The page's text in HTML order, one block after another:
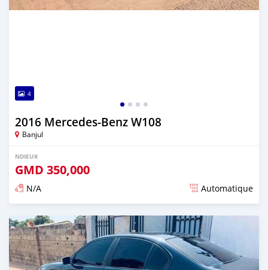
4
2016 Mercedes-Benz W108
Banjul
NDIEUK
GMD 350,000
N/A Automatique
Dougal na niou ko depuis over 1 years